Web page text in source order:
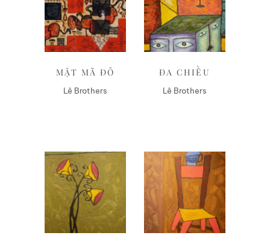
Liên hệ
MẬT MÃ ĐỎ
Lê Brothers
Liên hệ
ĐA CHIỀU
Lê Brothers
Liên hệ Liên hệ